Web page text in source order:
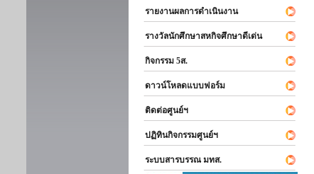
รายงานผลการดำเนินงาน
รางวัลนักศึกษาสหกิจศึกษาดีเด่น
กิจกรรม 5ส.
ดาวน์โหลดแบบฟอร์ม
ติดต่อศูนย์ฯ
ปฏิทินกิจกรรมศูนย์ฯ
ระบบสารบรรณ มทส.